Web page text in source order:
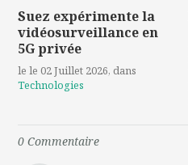
Suez expérimente la
vidéosurveillance en
5G privée
le le 02 Juillet 2026, dans
Technologies
0 Commentaire